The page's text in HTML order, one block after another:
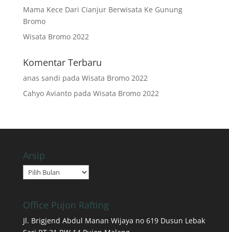
Mama Kece Dari Cianjur Berwisata Ke Gunung
Bromo
Wisata Bromo 2022
Komentar Terbaru
anas sandi pada Wisata Bromo 2022
Cahyo Aviantopada Wisata Bromo 2022
Arsip
Arsip
Office Pujon Rafting
Jl. Brigjend Abdul Manan Wijaya no 619 Dusun Lebak